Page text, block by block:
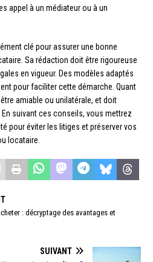
appel à un médiateur ou à un
clé pour assurer une bonne
Sa rédaction doit être rigoureuse
en vigueur. Des modèles adaptés
pour faciliter cette démarche. Quant
amiable ou unilatérale, et doit
suivant ces conseils, vous mettrez
pour éviter les litiges et préserver vos
locataire.
: décryptage des avantages et
SUIVANT